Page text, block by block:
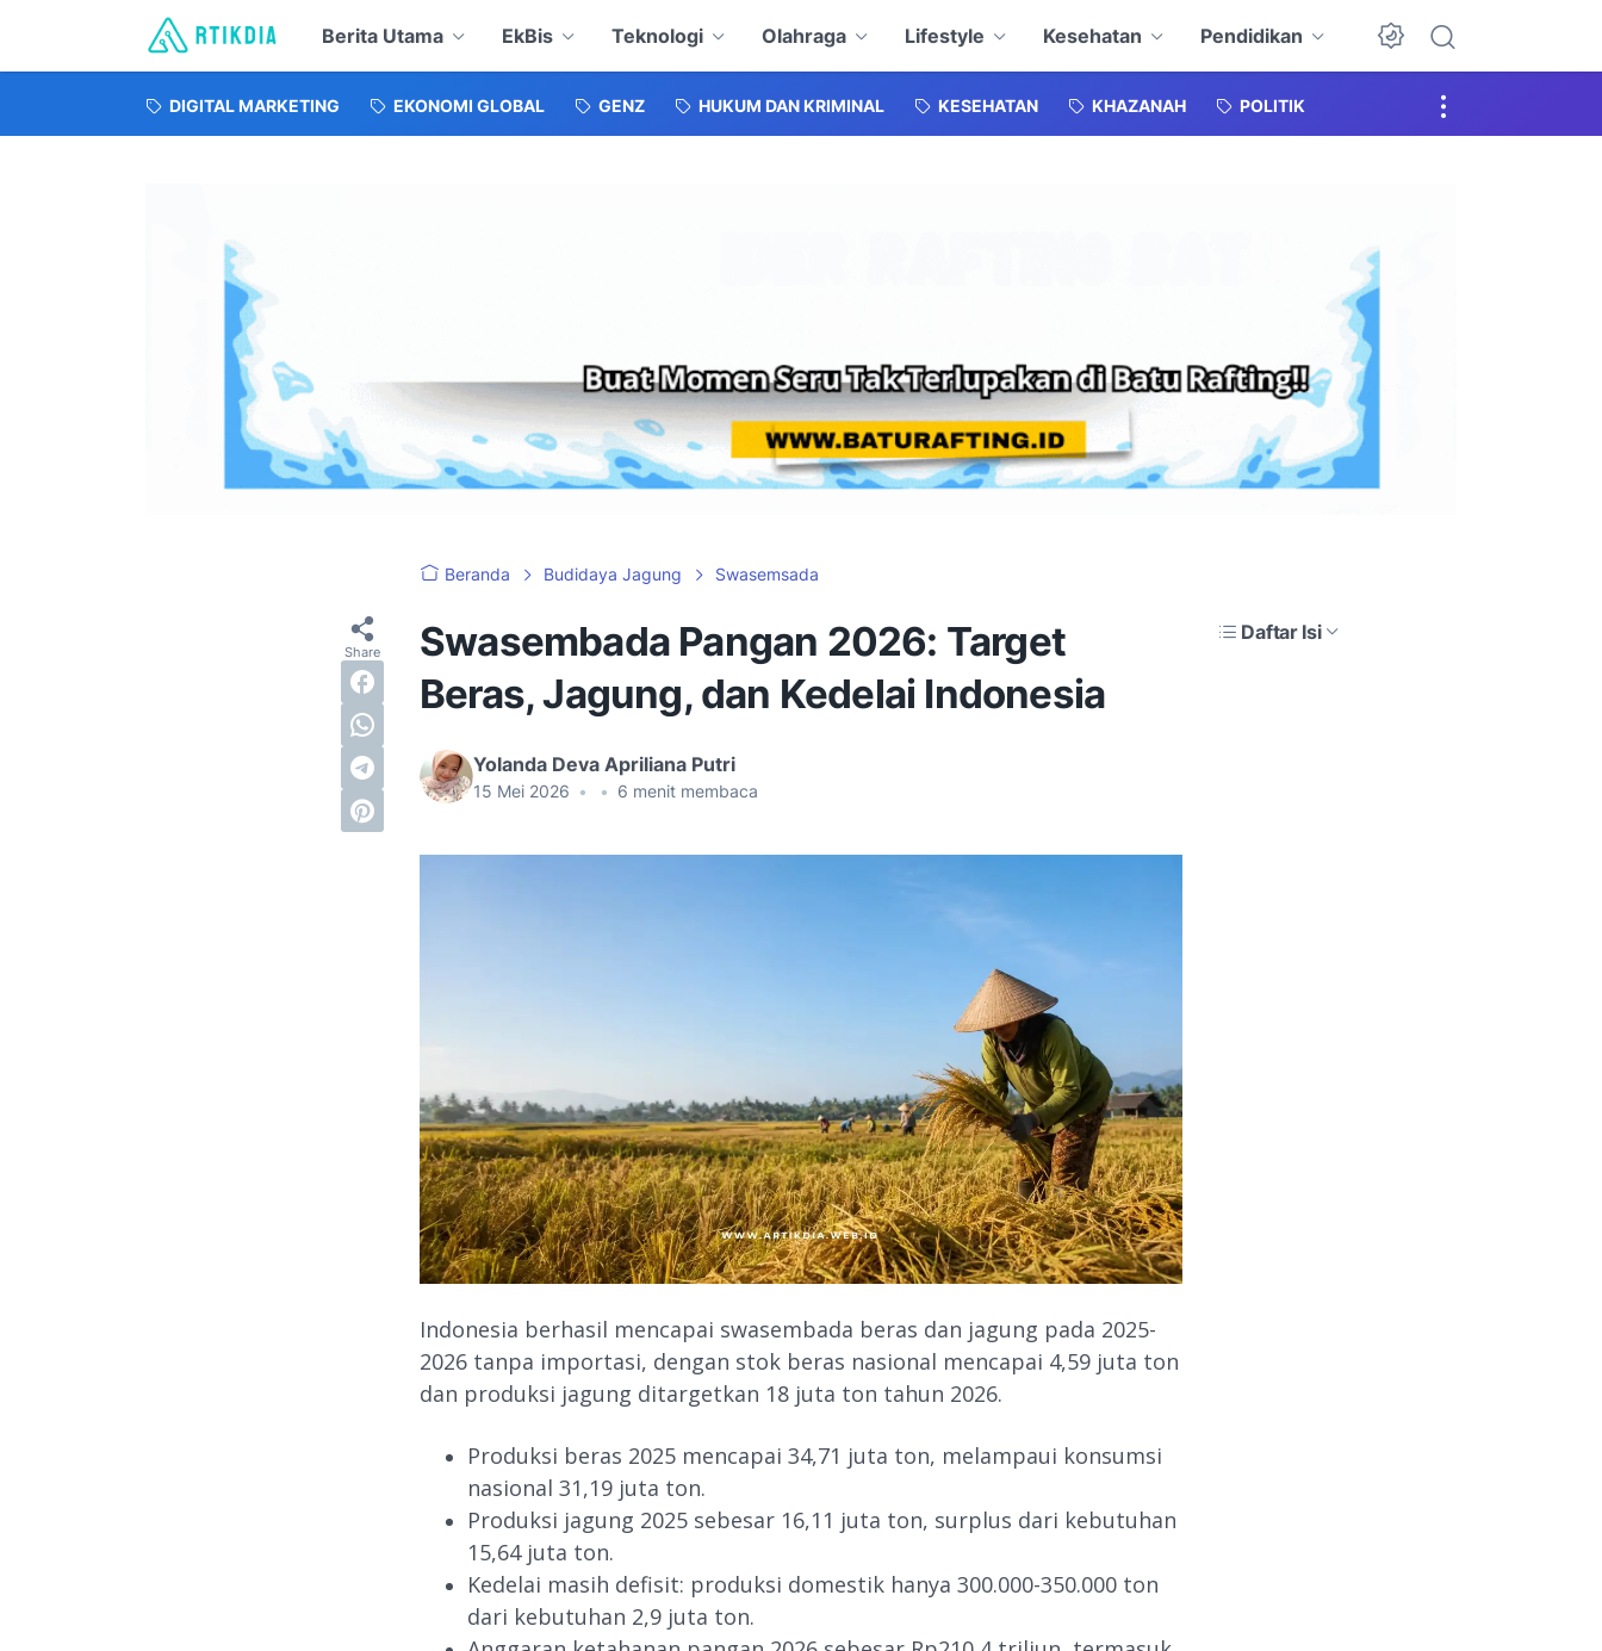
Berita Utama EkBis Teknologi Olahraga Lifestyle Kesehatan Pendidikan
DIGITAL MARKETING EKONOMI GLOBAL GENZ HUKUM DAN KRIMINAL KESEHATAN KHAZANAH POLITIK
Beranda Budidaya Jagung Swasemsada
Swasembada Pangan 2026: Target
Beras, Jagung, dan Kedelai Indonesia
Yolanda Deva Apriliana Putri
15 Mei 2026 • • 6 menit membaca
Daftar Isi
Indonesia berhasil mencapai swasembada beras dan jagung pada 2025-
2026 tanpa importasi, dengan stok beras nasional mencapai 4,59 juta ton
dan produksi jagung ditargetkan 18 juta ton tahun 2026.
Produksi beras 2025 mencapai 34,71 juta ton, melampaui konsumsi
nasional 31,19 juta ton.
Produksi jagung 2025 sebesar 16,11 juta ton, surplus dari kebutuhan
15,64 juta ton.
Kedelai masih defisit: produksi domestik hanya 300.000-350.000 ton
dari kebutuhan 2,9 juta ton.